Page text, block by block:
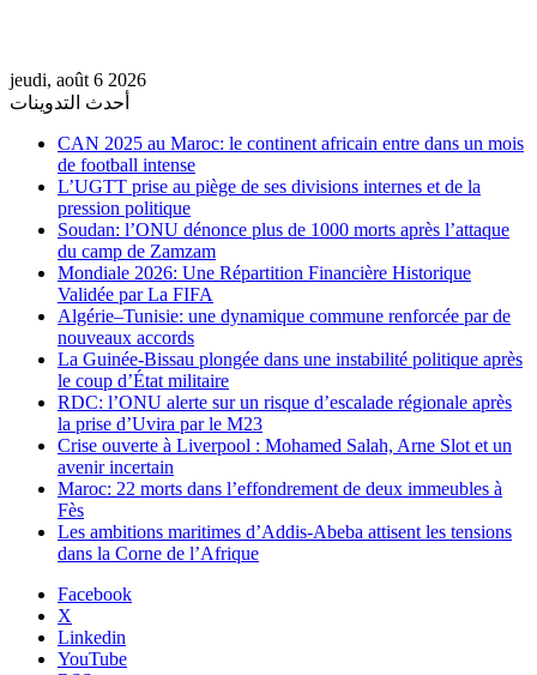
jeudi, août 6 2026
أحدث التدوينات
CAN 2025 au Maroc: le continent africain entre dans un mois
de football intense
L’UGTT prise au piège de ses divisions internes et de la
pression politique
Soudan: l’ONU dénonce plus de 1000 morts après l’attaque
du camp de Zamzam
Mondiale 2026: Une Répartition Financière Historique
Validée par La FIFA
Algérie–Tunisie: une dynamique commune renforcée par de
nouveaux accords
La Guinée-Bissau plongée dans une instabilité politique après
le coup d’État militaire
RDC: l’ONU alerte sur un risque d’escalade régionale après
la prise d’Uvira par le M23
Crise ouverte à Liverpool : Mohamed Salah, Arne Slot et un
avenir incertain
Maroc: 22 morts dans l’effondrement de deux immeubles à
Fès
Les ambitions maritimes d’Addis-Abeba attisent les tensions
dans la Corne de l’Afrique
Facebook
X
Linkedin
YouTube